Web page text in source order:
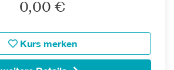
0,00 €
Kurs merken